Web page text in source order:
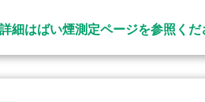
詳細はばい煙測定ページを参照くだ